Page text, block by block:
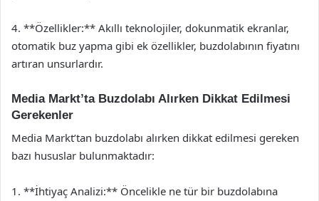
4. **Özellikler:** Akıllı teknolojiler, dokunmatik ekranlar,
otomatik buz yapma gibi ek özellikler, buzdolabının fiyatını
artıran unsurlardır.
Media Markt’ta Buzdolabı Alırken Dikkat Edilmesi
Gerekenler
Media Markt’tan buzdolabı alırken dikkat edilmesi gereken
bazı hususlar bulunmaktadır:
1. **İhtiyaç Analizi:** Öncelikle ne tür bir buzdolabına